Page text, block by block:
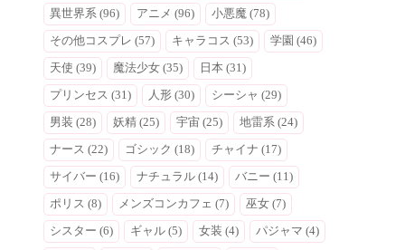
異世界系 (96) アニメ (96) 小悪魔 (78)
その他コスプレ (57) キャラコス (53) 学園 (46)
天使 (39) 魔法少女 (35) 日本 (31)
プリンセス (31) 人形 (30) シーシャ (29)
男装 (28) 妖精 (25) 宇宙 (25) 地雷系 (24)
ナース (22) ゴシック (18) チャイナ (17)
サイバー (16) ナチュラル (14) バニー (11)
ポリス (8) メンズコンカフェ (7) 巫女 (7)
シスター (6) ギャル (5) 女装 (4) パジャマ (4)